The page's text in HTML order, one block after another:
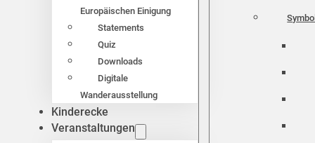
Europäischen Einigung
Statements
Quiz
Downloads
Digitale
Wanderausstellung
Kinderecke
Veranstaltungen